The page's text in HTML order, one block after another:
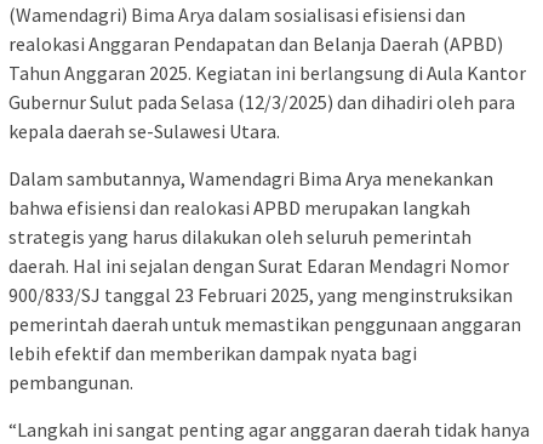
(Wamendagri) Bima Arya dalam sosialisasi efisiensi dan
realokasi Anggaran Pendapatan dan Belanja Daerah (APBD)
Tahun Anggaran 2025. Kegiatan ini berlangsung di Aula Kantor
Gubernur Sulut pada Selasa (12/3/2025) dan dihadiri oleh para
kepala daerah se-Sulawesi Utara.
Dalam sambutannya, Wamendagri Bima Arya menekankan
bahwa efisiensi dan realokasi APBD merupakan langkah
strategis yang harus dilakukan oleh seluruh pemerintah
daerah. Hal ini sejalan dengan Surat Edaran Mendagri Nomor
900/833/SJ tanggal 23 Februari 2025, yang menginstruksikan
pemerintah daerah untuk memastikan penggunaan anggaran
lebih efektif dan memberikan dampak nyata bagi
pembangunan.
“Langkah ini sangat penting agar anggaran daerah tidak hanya